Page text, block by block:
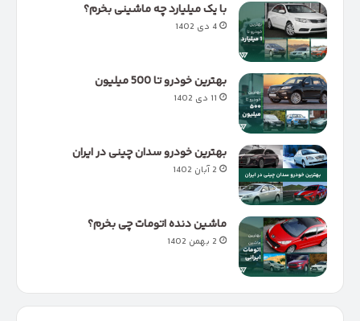
با یک میلیارد چه ماشینی بخرم؟
4 دی 1402
بهترین خودرو تا 500 میلیون
11 دی 1402
بهترین خودرو سدان چینی در ایران
2 آبان 1402
ماشین دنده اتومات چی بخرم؟
2 بهمن 1402